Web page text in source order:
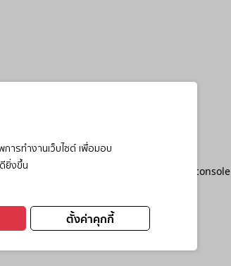
ารทำงานเว็บไซต์ เพื่อมอบ
ยิ่งขึ้น
ตั้งค่าคุกกี้
loading browser console